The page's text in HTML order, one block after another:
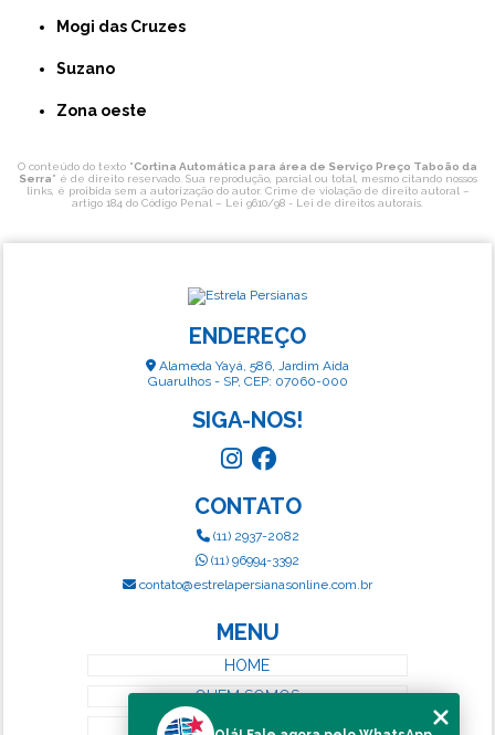
Mogi das Cruzes
Suzano
Zona oeste
O conteúdo do texto "Cortina Automática para área de Serviço Preço Taboão da
Serra" é de direito reservado. Sua reprodução, parcial ou total, mesmo citando nossos
links, é proibida sem a autorização do autor. Crime de violação de direito autoral –
artigo 184 do Código Penal – Lei 9610/98 - Lei de direitos autorais.
ENDEREÇO
Alameda Yayá, 586, Jardim Aida
Guarulhos - SP, CEP: 07060-000
SIGA-NOS!
CONTATO
(11) 2937-2082
(11) 96994-3392
contato@estrelapersianasonline.com.br
MENU
HOME
QUEM SOMOS
SERVIÇOS